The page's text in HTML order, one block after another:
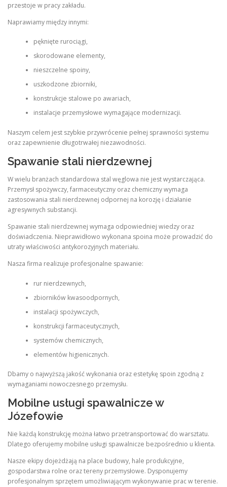
przestoje w pracy zakładu.
Naprawiamy między innymi:
pęknięte rurociągi,
skorodowane elementy,
nieszczelne spoiny,
uszkodzone zbiorniki,
konstrukcje stalowe po awariach,
instalacje przemysłowe wymagające modernizacji.
Naszym celem jest szybkie przywrócenie pełnej sprawności systemu
oraz zapewnienie długotrwałej niezawodności.
Spawanie stali nierdzewnej
W wielu branżach standardowa stal węglowa nie jest wystarczająca.
Przemysł spożywczy, farmaceutyczny oraz chemiczny wymaga
zastosowania stali nierdzewnej odpornej na korozję i działanie
agresywnych substancji.
Spawanie stali nierdzewnej wymaga odpowiedniej wiedzy oraz
doświadczenia. Nieprawidłowo wykonana spoina może prowadzić do
utraty właściwości antykorozyjnych materiału.
Nasza firma realizuje profesjonalne spawanie:
rur nierdzewnych,
zbiorników kwasoodpornych,
instalacji spożywczych,
konstrukcji farmaceutycznych,
systemów chemicznych,
elementów higienicznych.
Dbamy o najwyższą jakość wykonania oraz estetykę spoin zgodną z
wymaganiami nowoczesnego przemysłu.
Mobilne usługi spawalnicze w
Józefowie
Nie każdą konstrukcję można łatwo przetransportować do warsztatu.
Dlatego oferujemy mobilne usługi spawalnicze bezpośrednio u klienta.
Nasze ekipy dojeżdżają na place budowy, hale produkcyjne,
gospodarstwa rolne oraz tereny przemysłowe. Dysponujemy
profesjonalnym sprzętem umożliwiającym wykonywanie prac w terenie.